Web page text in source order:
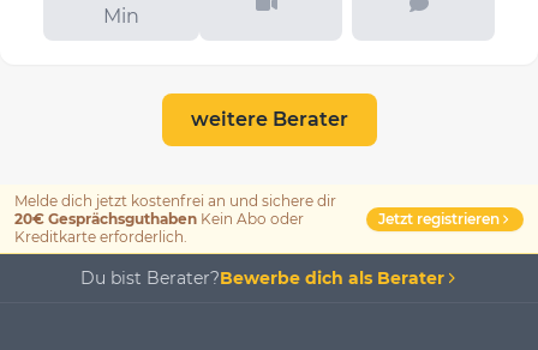
Min
weitere Berater
Melde dich jetzt kostenfrei an und sichere dir
20€ Gesprächsguthaben Kein Abo oder
Kreditkarte erforderlich.
Jetzt registrieren
Du bist Berater?Bewerbe dich als Berater